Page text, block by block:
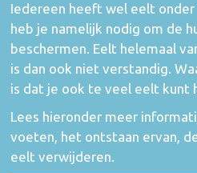
Iedereen heeft wel eelt
heb je namelijk nodig om de
beschermen. Eelt helemaal
is dan ook niet verstandig.
is dat je ook te veel eelt kunt
Lees hieronder meer
voeten, het ontstaan ervan,
eelt verwijderen.